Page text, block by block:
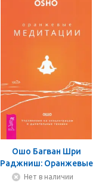
Ошо Багван Шри
Раджниш: Оранжевые
медитации.
Нет в наличии